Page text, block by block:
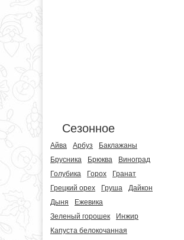
Сезонное
Айва Арбуз
Баклажаны
Брусника
Брюква
Виноград
Голубика
Горох
Гранат
Грецкий орех
Груша
Дайкон
Дыня
Ежевика
Зеленый горошек
Инжир
Капуста белокочанная